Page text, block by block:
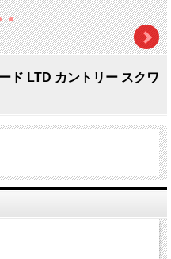
ド LTD カントリー スクワ